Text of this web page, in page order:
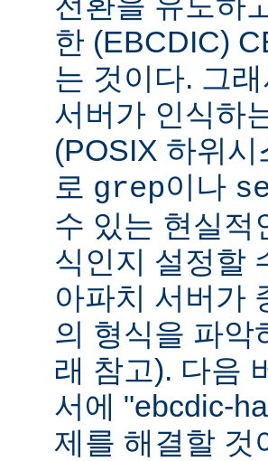
한 (EBCDIC)
는 것이다. 그
서버가 인식하
(POSIX 하위
로 grep이나
수 있는 현실적
식인지 설정할
아파치 서버가
의 형식을 파악
래 참고). 다음
서에 "ebcdic-
제를 해결할 것